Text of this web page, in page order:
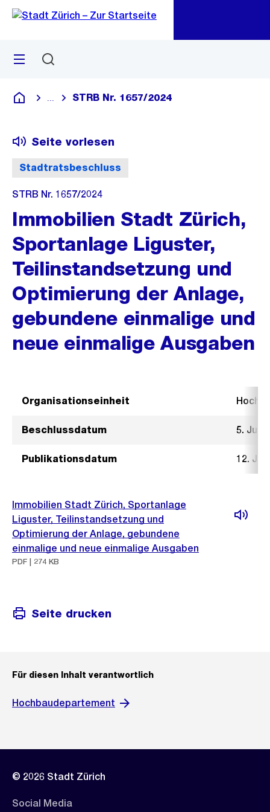
Navigation
Sprunglink
Menü
Deutsch
Blende alle Breadcrumbs ein
STRB Nr. 1657/2024
Stadtratsbeschluss
Seite vorlesen
STRB Nr. 1657/2024
Immobilien Stadt Zürich,
Sportanlage Liguster,
Teilinstandsetzung und
Optimierung der Anlage,
gebundene einmalige und
neue einmalige Ausgaben
Organisationseinheit
Beschlussdatum 5. Juni
Publikationsdatum 12.
Immobilien Stadt Zürich, Sportanlage
Liguster, Teilinstandsetzung und
Optimierung der Anlage, gebundene
einmalige und neue einmalige Ausgaben
PDF | 274 KB
Seite drucken
Für diesen Inhalt verantwortlich
Hochbaudepartement
© 2026 Stadt Zürich
Social Media